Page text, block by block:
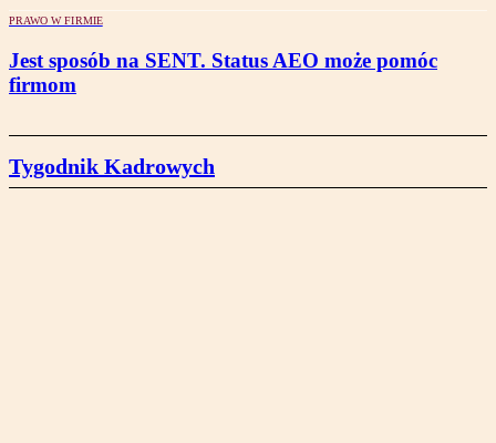
PRAWO W FIRMIE
Jest sposób na SENT. Status AEO może pomóc
firmom
Tygodnik Kadrowych